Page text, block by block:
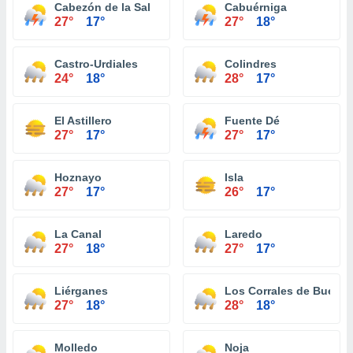
Cabezón de la Sal
27° 17°
Cabuérniga
27° 18°
Castro-Urdiales
24° 18°
Colindres
28° 17°
El Astillero
27° 17°
Fuente Dé
27° 17°
Hoznayo
27° 17°
Isla
26° 17°
La Canal
27° 18°
Laredo
27° 17°
Liérganes
27° 18°
Los Corrales de Buelna
28° 18°
Molledo Noja